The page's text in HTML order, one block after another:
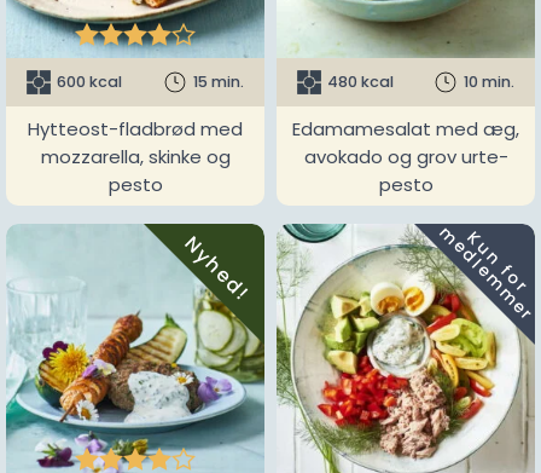

600 kcal 15 min.
Hytteost-fladbrød med
mozzarella, skinke og
pesto
480 kcal 10 min.
Edamamesalat med æg,
avokado og grov urte-
pesto
Nyhed!

K
u
n
f
o
r
m
e
d
l
e
m
m
e
r